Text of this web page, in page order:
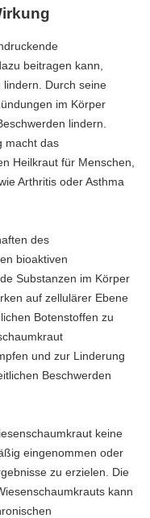
beitragen kann,
Durch seine
im Körper
lindern.
macht das
Heilkraut für Menschen,
Arthritis oder Asthma
des
bioaktiven
Substanzen im Körper
auf zellulärer Ebene
Botenstoffen zu
und zur Linderung
Beschwerden
keine
eingenommen oder
zu erzielen. Die
kann